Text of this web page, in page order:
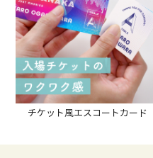
チケット風エスコートカード